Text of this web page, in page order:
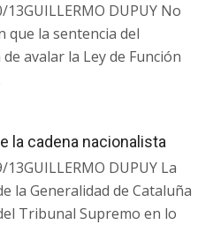
DUPUY No
que la sentencia del
avalar la Ley de Función
la cadena nacionalista
DUPUY La
la Generalidad de Cataluña
Tribunal Supremo en lo